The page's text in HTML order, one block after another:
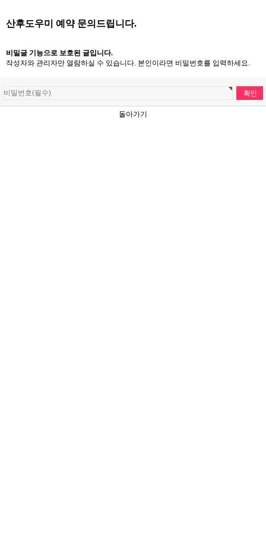
산후도우미 예약 문의드립니다.
비밀글 기능으로 보호된 글입니다.
작성자와 관리자만 열람하실 수 있습니다. 본인이라면 비밀번호를 입력하세요.
돌아가기